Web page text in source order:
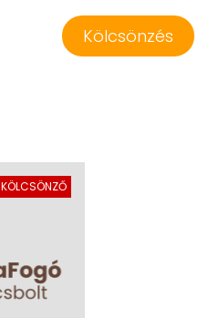
Kölcsönzés
KÖLCSÖNZŐ